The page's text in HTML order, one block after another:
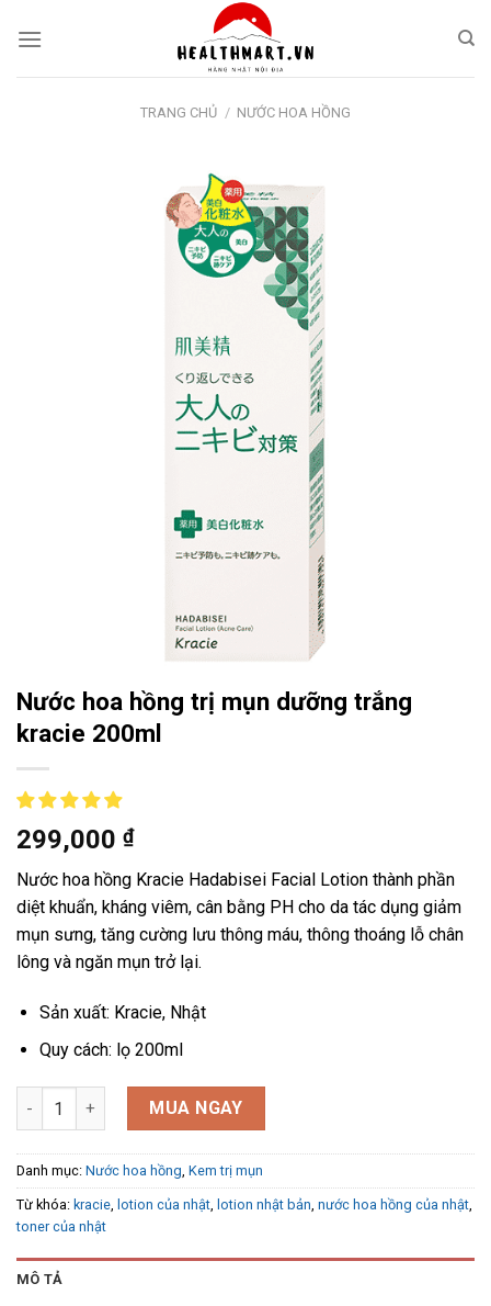
TRANG CHỦ / NƯỚC HOA HỒNG
Nước hoa hồng trị mụn dưỡng trắng
kracie 200ml
299,000 ₫
Nước hoa hồng Kracie Hadabisei Facial Lotion thành phần
diệt khuẩn, kháng viêm, cân bằng PH cho da tác dụng giảm
mụn sưng, tăng cường lưu thông máu, thông thoáng lỗ chân
lông và ngăn mụn trở lại.
Sản xuất: Kracie, Nhật
Quy cách: lọ 200ml
Nước hoa hồng trị mụn dưỡng trắng kracie 200ml số lượng
MUA NGAY
Danh mục: Nước hoa hồng Kem trị mụn
Từ khóa: kracie lotion của nhật lotion nhật bản nước hoa hồng của nhật
toner của nhật
MÔ TẢ